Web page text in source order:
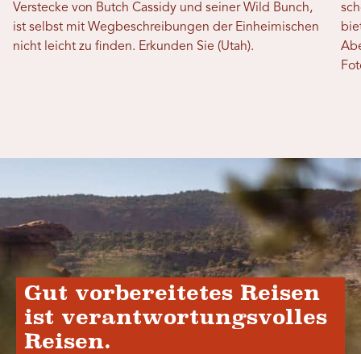
Verstecke von Butch Cassidy und seiner Wild Bunch,
ist selbst mit Wegbeschreibungen der Einheimischen
nicht leicht zu finden. Erkunden Sie (Utah).
Gut vorbereitetes Reisen
ist verantwortungsvolles
Reisen.